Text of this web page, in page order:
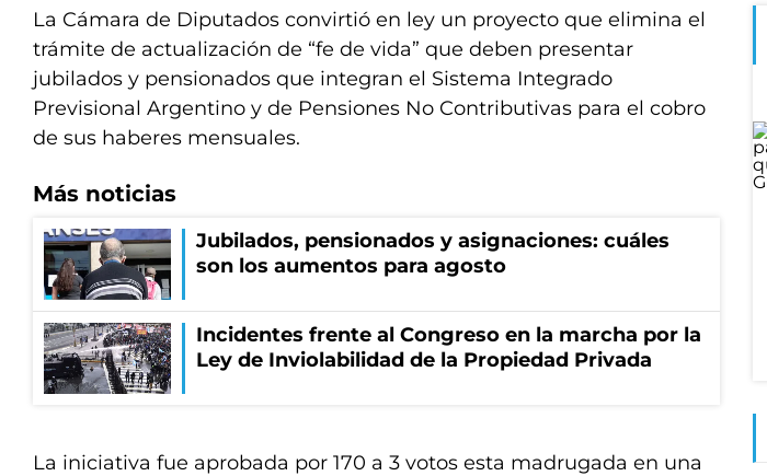
La Cámara de Diputados convirtió en ley un proyecto que elimina el
trámite de actualización de “fe de vida” que deben presentar
jubilados y pensionados que integran el Sistema Integrado
Previsional Argentino y de Pensiones No Contributivas para el cobro
de sus haberes mensuales.
Más noticias
Jubilados, pensionados y asignaciones: cuáles
son los aumentos para agosto
Incidentes frente al Congreso en la marcha por la
Ley de Inviolabilidad de la Propiedad Privada
La iniciativa fue aprobada por 170 a 3 votos esta madrugada en una